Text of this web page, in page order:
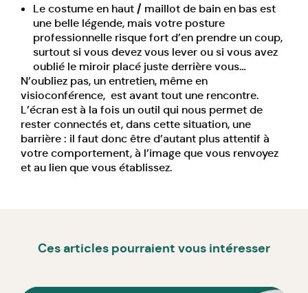
Le costume en haut / maillot de bain en bas est
une belle légende, mais votre posture
professionnelle risque fort d’en prendre un coup,
surtout si vous devez vous lever ou si vous avez
oublié le miroir placé juste derrière vous…
N’oubliez pas, un entretien, même en
visioconférence, est avant tout une rencontre.
L’écran est à la fois un outil qui nous permet de
rester connectés et, dans cette situation, une
barrière : il faut donc être d’autant plus attentif à
votre comportement, à l’image que vous renvoyez
et au lien que vous établissez.
Ces articles pourraient vous intéresser